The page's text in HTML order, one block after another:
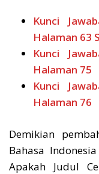
Kunci
Halaman 63
Kunci
Halaman 75
Kunci
Halaman 76
Demikian
Bahasa
Apakah Judul